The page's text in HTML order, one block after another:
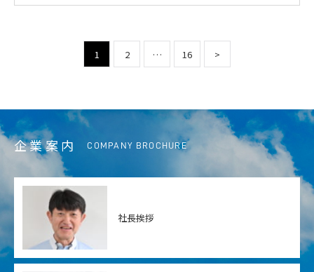
1 2 … 16 >
企業案内 COMPANY BROCHURE
社長挨拶